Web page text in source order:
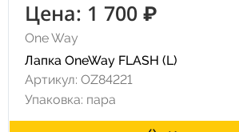
Цена: 1 700 ₽
One Way
Лапка OneWay FLASH (L)
Артикул: OZ84221
Упаковка: пара